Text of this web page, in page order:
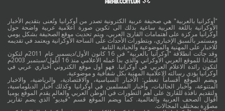
"أوكرانيا بالعربية" هي صحيفة عربية الكترونية تصدر من أوكرانيا وتُعنى بتقديم الأخبار
الأوكرانية باللغة العربية ساعية بذلك الى تكوين صورة اعلامية عربية واضحة حول
أوكرانيا مركزة على اهتمامات القارئ العربي، ويتم تحديث موقع الصحيفة بشكل يومي
ومستمر بالسبق الإخباري، وبتطورات الأحداث على الساحة الأوكرانية ويعتمد في تقديمه
للاخبار على المهنية والموضوعية والحيادية التامة.
وقد جائت انطلاقة "أوكرانيا بالعربية" في 16 كانون الأول/ديسمبر عام 2011م لتكون
امتدادا للموقع العربي الاوكراني والذي بدأ عمله الاعلامي منذ 16 أيلول/سبتمبر 2003م
لتكون رائدة الاعلام العربي في أوكرانيا. فهو أول موقع الكتروني أخباري عربي في
أوكرانيا يؤدي رسالته الاعلامية المهنية بكل شفافية و موضوعية.
ويضم الموقع أقساماً تغطي: الأخبار السياسية، والاقتصادية، والرياضية، والاخبار
المتنوعة، وأخبار الجاليات، وأخبار المسلمين في أوكرانيا وكذلك أخبار الدبلوماسية،
ولتقديم نافذة للقارئ على أهم التطورات في الوطن العربي والعالم يقدم الموقع يوميا
أقوال الصحف العربية والعالمية. كما ويضم الموقع قسم "فيديو" الذي يضم تقارير
مصوَّرة بمختلف المجالات.